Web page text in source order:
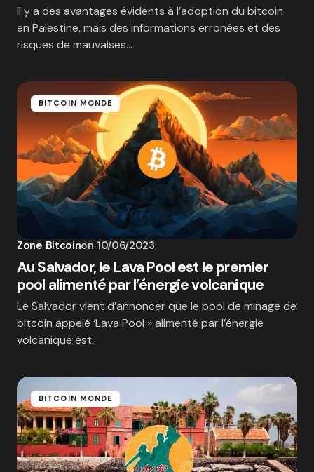
Il y a des avantages évidents à l’adoption du bitcoin
en Palestine, mais des informations erronées et des
risques de mauvaises…
BITCOIN MONDE
Zone Bitcoinon 10/06/2023
Au Salvador, le Lava Pool est le premier
pool alimenté par l’énergie volcanique
Le Salvador vient d’annoncer que le pool de minage de
bitcoin appelé ‘Lava Pool » alimenté par l’énergie
volcanique est…
BITCOIN MONDE